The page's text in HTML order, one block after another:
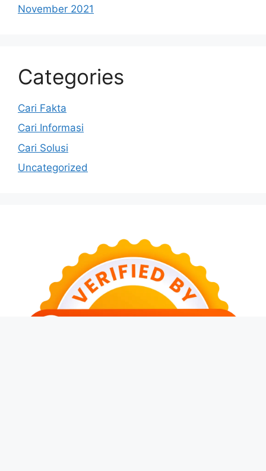
November 2021
Categories
Cari Fakta
Cari Informasi
Cari Solusi
Uncategorized